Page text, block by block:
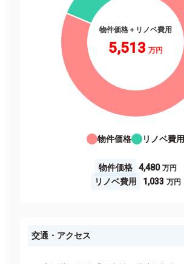
物件価格＋リノベ費用
5,513
物件価格 リノベ費用
物件価格
4,480
リノベ費用
1,033
交通・アクセス